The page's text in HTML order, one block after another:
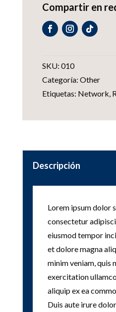
Compartir en
SKU: 010
Categoría: Other
Etiquetas: Network,
Descripción
Lorem ipsum dolor
consectetur
eiusmod tempor
et dolore magna
minim veniam, quis
exercitation
aliquip ex ea
Duis aute irure